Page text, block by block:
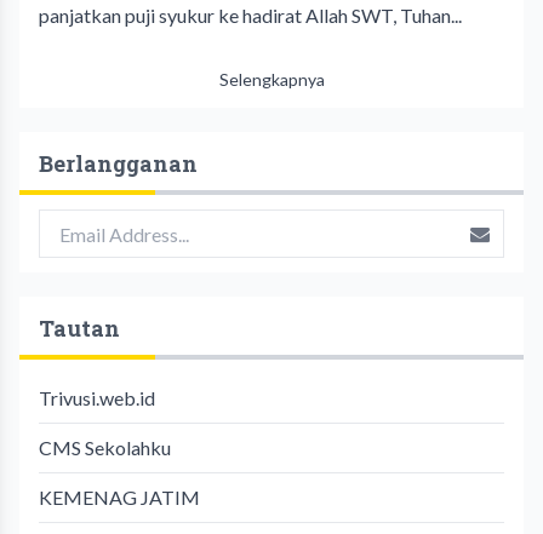
panjatkan puji syukur ke hadirat Allah SWT, Tuhan...
Selengkapnya
Berlangganan
Tautan
Trivusi.web.id
CMS Sekolahku
KEMENAG JATIM